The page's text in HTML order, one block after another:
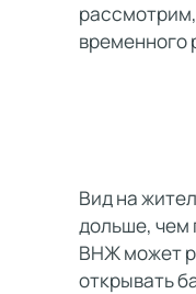
временного
Вид на
дольше, чем
ВНЖ может
открывать